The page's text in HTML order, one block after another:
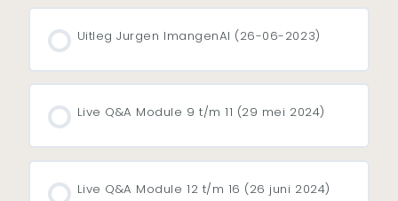
Uitleg Jurgen ImangenAI (26-06-2023)
Live Q&A Module 9 t/m 11 (29 mei 2024)
Live Q&A Module 12 t/m 16 (26 juni 2024)